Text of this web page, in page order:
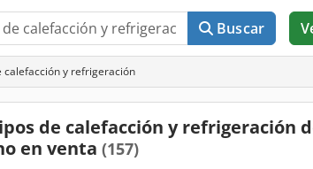
Buscar
calefacción y refrigeración
de calefacción y refrigeración
en venta (157)